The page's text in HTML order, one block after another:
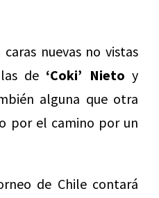
nuevas no vistas
de ‘Coki’ Nieto y
alguna que otra
por el camino por un
de Chile contará